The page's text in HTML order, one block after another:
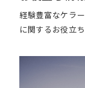
経験豊富なケラ
に関するお役立